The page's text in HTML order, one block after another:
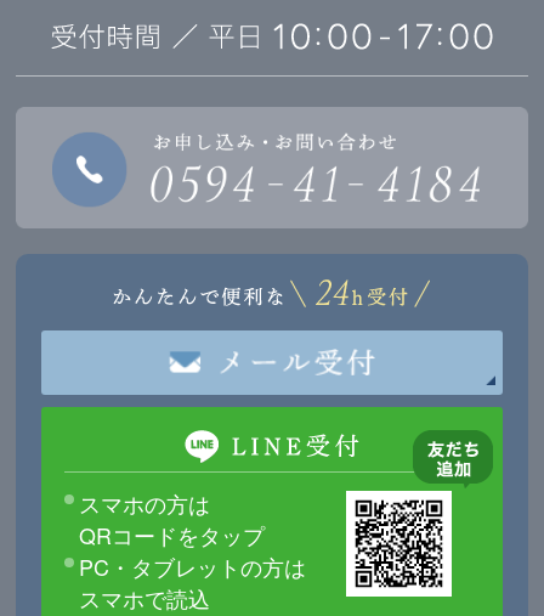
スマホの方は
QRコードをタップ
PC・タブレットの方は
スマホで読込